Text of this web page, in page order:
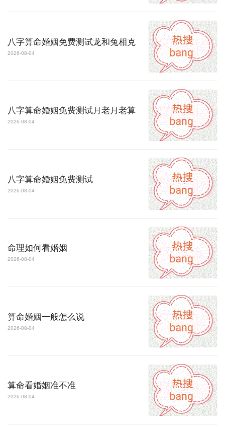
八字算命婚姻免费测试龙和兔相克
2026-08-04
八字算命婚姻免费测试月老月老算
2026-08-04
八字算命婚姻免费测试
2026-08-04
命理如何看婚姻
2026-08-04
算命婚姻一般怎么说
2026-08-04
算命看婚姻准不准
2026-08-04